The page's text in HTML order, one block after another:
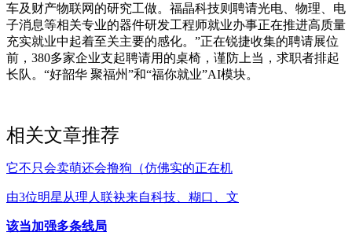
车及财产物联网的研究工做。福晶科技则聘请光电、物理、电
子消息等相关专业的器件研发工程师就业办事正在推进高质量
充实就业中起着至关主要的感化。”正在锐捷收集的聘请展位
前，380多家企业支起聘请用的桌椅，谨防上当，求职者排起
长队。“好韶华 聚福州”和“福你就业”AI模块。
相关文章推荐
它不只会卖萌还会撸狗（仿佛实的正在机
由3位明星从理人联袂来自科技、糊口、文
该当加强多条线局